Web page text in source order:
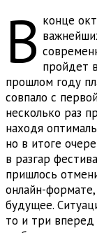
В конце
пройдет
прошлом году
совпало с
несколько раз
находя
но в итоге
в разгар
пришлось
онлайн-
будущее.
то и три